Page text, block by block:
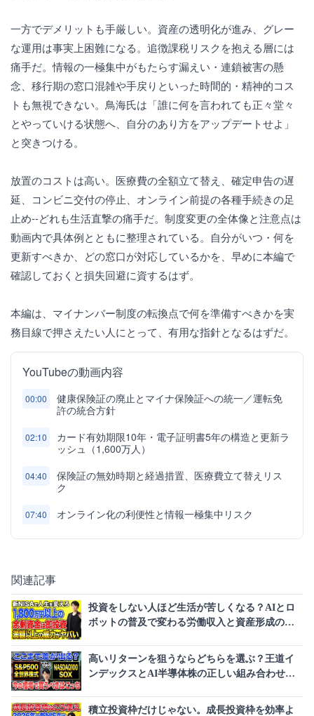
一方でデメリットも手厳しい。資産の透明化が進み、グレー
な運用は事実上困難になる。追徴課税リスクを抱える層には
痛手だ。情報の一極集中がもたらす漏えい・連鎖被害の懸
念、移行期の窓口混雑や手戻りといった時間的・精神的コス
トも無視できない。鳥海氏は「誰に何を言われても正々堂々
とやっていける状態へ、自分のあり方をアップデートせよ」
と突きつける。
放置のコストは高い。医療費の全額立て替え、確定申告の遅
延、コンビニ交付の停止、オンライン前提の各種手続きの足
止め--どれも生活直撃の痛手だ。制度変更の全体像と注意点は
動画内で具体例とともに整理されている。自分がいつ・何を
更新すべきか、どの窓口が対応しているかを、早めに本編で
確認しておくと損失回避に資するはず。
本編は、マイナンバー制度の転換点で何を準備すべきかを実
務目線で押さえたい人にとって、有用な指針となるはずだ。
YouTubeの動画内容
00:00
健康保険証の廃止とマイナ保険証への統一／運転免
許の統合方針
02:10
カード有効期限10年・電子証明書5年の構造と更新ラ
ッシュ（1,600万人）
04:40
保険証の無効時期と経過措置、医療費立て替えリス
ク
07:40 オンライン化の利便性と情報一極集中リスク
関連記事
投資をしない人ほど生活が苦しくなる？AIとロ
ボットの普及で変わる労働収入と資産形成の常
高いリターンを狙うならどちらを選ぶ？王道イ
ンデックスとAI半導体株の正しい組み合わせを
積立投資枠だけじゃない。成長投資枠を効率よ